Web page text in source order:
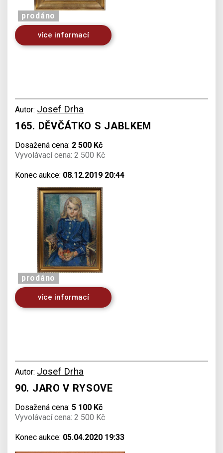
prodáno
více informací
Autor: Josef Drha
165. DĚVČÁTKO S JABLKEM
Dosažená cena: 2 500 Kč
Vyvolávací cena: 2 500 Kč
Konec aukce: 08.12.2019 20:44
prodáno
více informací
Autor: Josef Drha
90. JARO V RYSOVE
Dosažená cena: 5 100 Kč
Vyvolávací cena: 2 500 Kč
Konec aukce: 05.04.2020 19:33